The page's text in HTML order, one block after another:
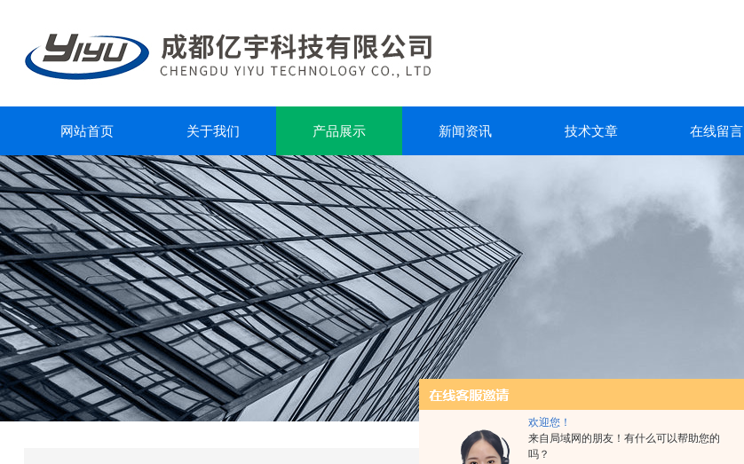
欢迎您！
来自局域网的朋友！有什么可以帮助您的
吗？
网站首页 关于我们 产品展示 新闻资讯 技术文章 在线留言